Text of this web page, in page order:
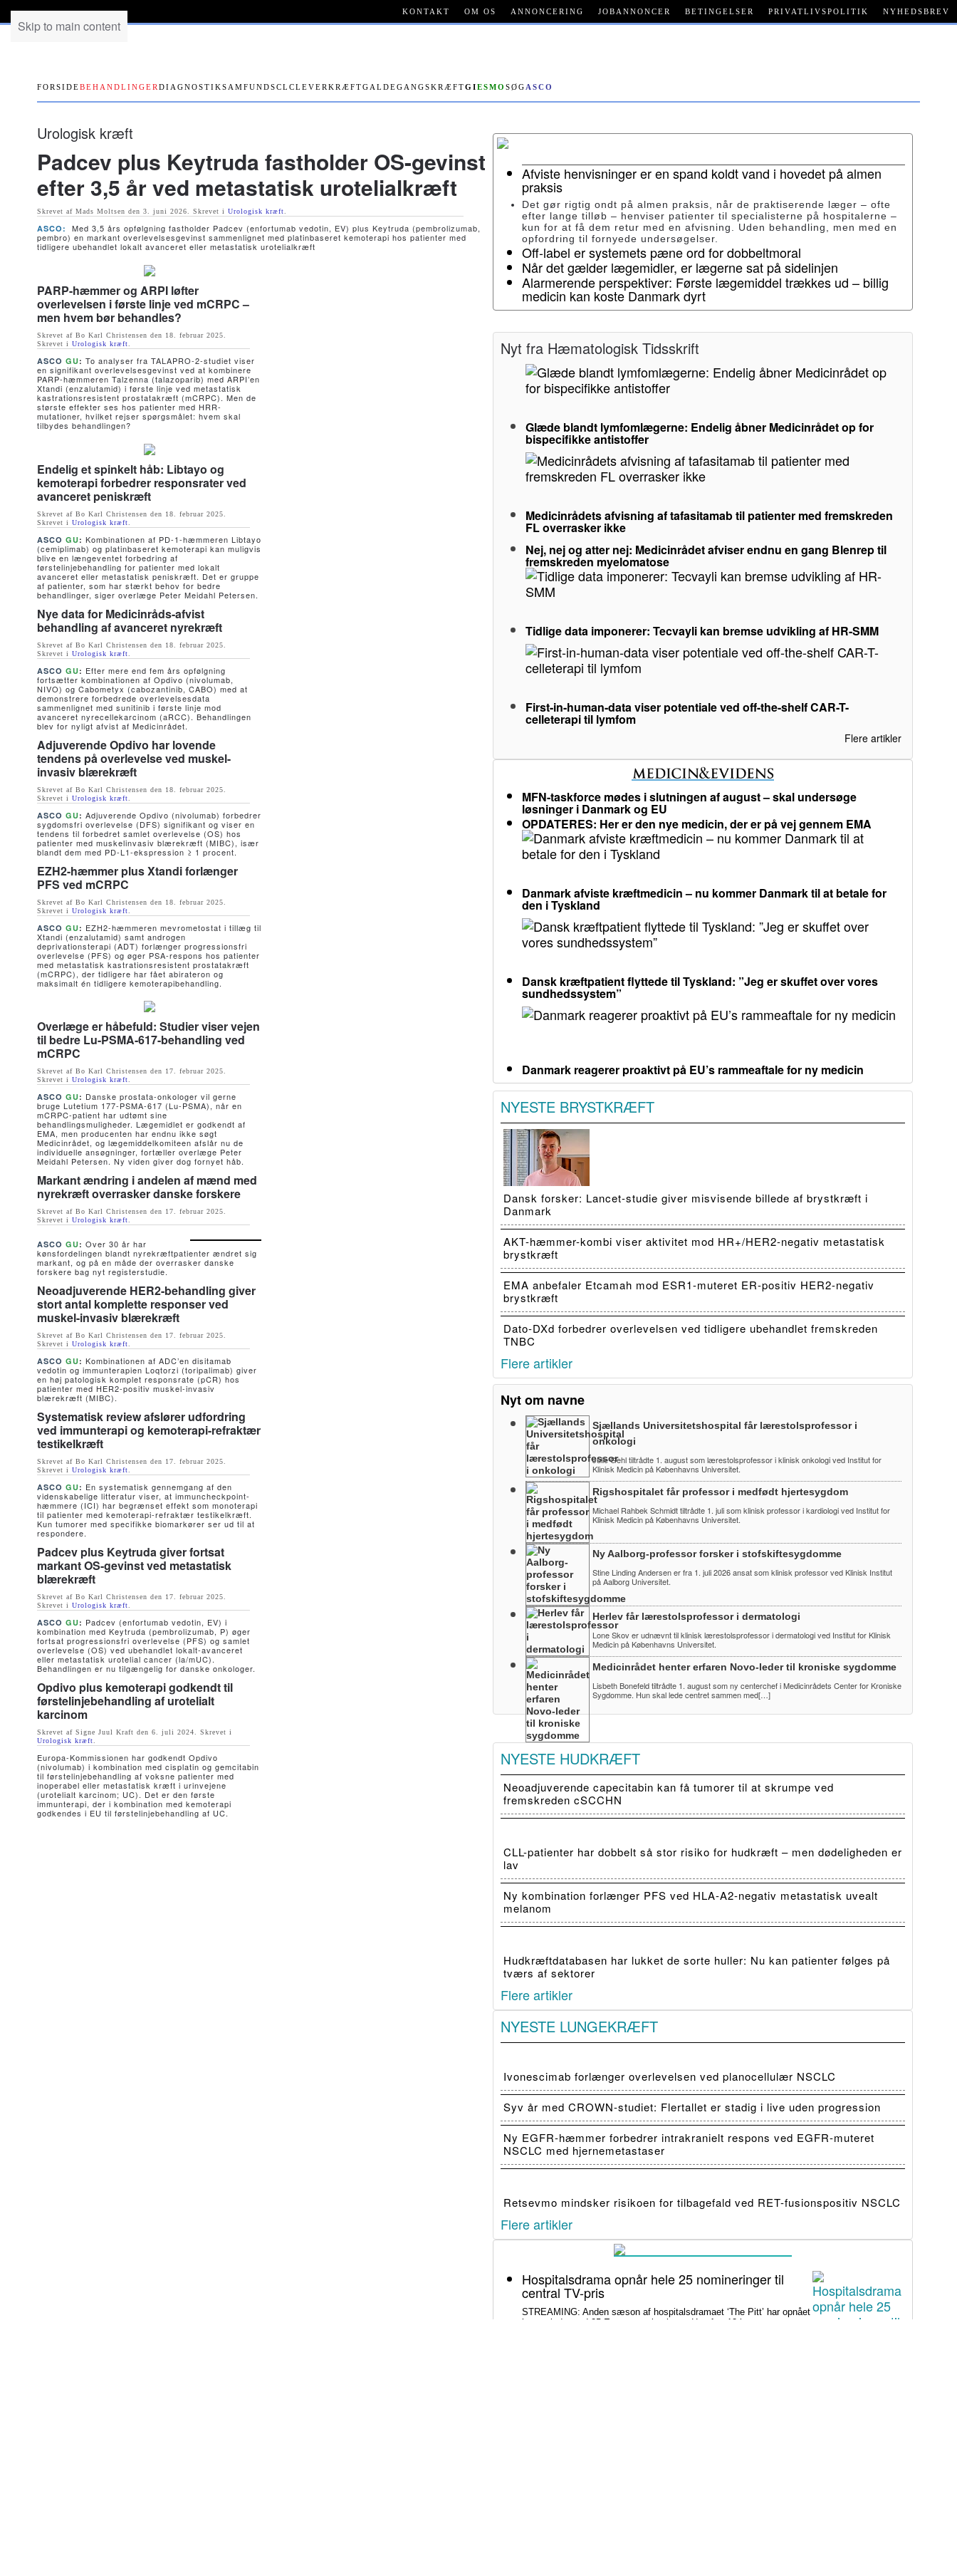
Skip to main content
FORSIDEBEHANDLINGER DIAGNOSTIKSAMFUNDSCLCLEVERKRÆFTGALDEGANGSKRÆFTGIESMO SØG ASCO
KONTAKT OM OS ANNONCERING JOBANNONCER BETINGELSER PRIVATLIVSPOLITIK NYHEDSBREV
Urologisk kræft
Padcev plus Keytruda fastholder OS-gevinst
efter 3,5 år ved metastatisk urotelialkræft
Skrevet af Mads Moltsen den 3. juni 2026 . Skrevet i Urologisk kræft
ASCO:
Med 3,5 års opfølgning fastholder Padcev (enfortumab vedotin, EV) plus Keytruda (pembrolizumab,
pembro) en markant overlevelsesgevinst sammenlignet med platinbaseret kemoterapi hos patienter med
tidligere ubehandlet lokalt avanceret eller metastatisk urotelialkræft
PARP-hæmmer og ARPI løfter
overlevelsen i første linje ved mCRPC –
men hvem bør behandles?
Skrevet af Bo Karl Christensen den 18. februar 2025
Skrevet i Urologisk kræft
ASCO GU: To analyser fra TALAPRO-2-studiet viser
en signifikant overlevelsesgevinst ved at kombinere
PARP-hæmmeren Talzenna (talazoparib) med ARPI’en
Xtandi (enzalutamid) i første linje ved metastatisk
kastrationsresistent prostatakræft (mCRPC). Men de
største effekter ses hos patienter med HRR-
mutationer, hvilket rejser spørgsmålet: hvem skal
tilbydes behandlingen?
Endelig et spinkelt håb: Libtayo og
kemoterapi forbedrer responsrater ved
avanceret peniskræft
Skrevet af Bo Karl Christensen den 18. februar 2025
Skrevet i Urologisk kræft
ASCO GU: Kombinationen af PD-1-hæmmeren Libtayo
(cemiplimab) og platinbaseret kemoterapi kan muligvis
blive en længeventet forbedring af
førstelinjebehandling for patienter med lokalt
avanceret eller metastatisk peniskræft. Det er gruppe
af patienter, som har stærkt behov for bedre
behandlinger, siger overlæge Peter Meidahl Petersen.
Nye data for Medicinråds-afvist
behandling af avanceret nyrekræft
Skrevet af Bo Karl Christensen den 18. februar 2025
Skrevet i Urologisk kræft
ASCO GU: Efter mere end fem års opfølgning
fortsætter kombinationen af Opdivo (nivolumab,
NIVO) og Cabometyx (cabozantinib, CABO) med at
demonstrere forbedrede overlevelsesdata
sammenlignet med sunitinib i første linje mod
avanceret nyrecellekarcinom (aRCC). Behandlingen
blev for nyligt afvist af Medicinrådet.
Adjuverende Opdivo har lovende
tendens på overlevelse ved muskel-
invasiv blærekræft
Skrevet af Bo Karl Christensen den 18. februar 2025
Skrevet i Urologisk kræft
ASCO GU: Adjuverende Opdivo (nivolumab) forbedrer
sygdomsfri overlevelse (DFS) signifikant og viser en
tendens til forbedret samlet overlevelse (OS) hos
patienter med muskelinvasiv blærekræft (MIBC), især
blandt dem med PD-L1-ekspression ≥ 1 procent.
EZH2-hæmmer plus Xtandi forlænger
PFS ved mCRPC
Skrevet af Bo Karl Christensen den 18. februar 2025
Skrevet i Urologisk kræft
ASCO GU: EZH2-hæmmeren mevrometostat i tillæg til
Xtandi (enzalutamid) samt androgen
deprivationsterapi (ADT) forlænger progressionsfri
overlevelse (PFS) og øger PSA-respons hos patienter
med metastatisk kastrationsresistent prostatakræft
(mCRPC), der tidligere har fået abirateron og
maksimalt én tidligere kemoterapibehandling.
Overlæge er håbefuld: Studier viser vejen
til bedre Lu-PSMA-617-behandling ved
mCRPC
Skrevet af Bo Karl Christensen den 17. februar 2025.
Skrevet i Urologisk kræft.
ASCO GU: Danske prostata-onkologer vil gerne
bruge Lutetium 177-PSMA-617 (Lu-PSMA), når en
mCRPC-patient har udtømt sine
behandlingsmuligheder. Lægemidlet er godkendt af
EMA, men producenten har endnu ikke søgt
Medicinrådet, og lægemiddelkomiteen afslår nu de
individuelle ansøgninger, fortæller overlæge Peter
Meidahl Petersen. Ny viden giver dog fornyet håb.
Markant ændring i andelen af mænd med
nyrekræft overrasker danske forskere
Skrevet af Bo Karl Christensen den 17. februar 2025.
Skrevet i Urologisk kræft.
ASCO GU: Over 30 år har
kønsfordelingen blandt nyrekræftpatienter ændret sig
markant, og på en måde der overrasker danske
forskere bag nyt registerstudie.
Neoadjuverende HER2-behandling giver
stort antal komplette responser ved
muskel-invasiv blærekræft
Skrevet af Bo Karl Christensen den 17. februar 2025.
Skrevet i Urologisk kræft.
ASCO GU: Kombinationen af ADC’en disitamab
vedotin og immunterapien Loqtorzi (toripalimab) giver
en høj patologisk komplet responsrate (pCR) hos
patienter med HER2-positiv muskel-invasiv
blærekræft (MIBC).
Systematisk review afslører udfordring
ved immunterapi og kemoterapi-refraktær
testikelkræft
Skrevet af Bo Karl Christensen den 17. februar 2025.
Skrevet i Urologisk kræft.
ASCO GU: En systematisk gennemgang af den
videnskabelige litteratur viser, at immuncheckpoint-
hæmmere (ICI) har begrænset effekt som monoterapi
til patienter med kemoterapi-refraktær testikelkræft.
Kun tumorer med specifikke biomarkører ser ud til at
respondere.
Padcev plus Keytruda giver fortsat
markant OS-gevinst ved metastatisk
blærekræft
Skrevet af Bo Karl Christensen den 17. februar 2025.
Skrevet i Urologisk kræft.
ASCO GU: Padcev (enfortumab vedotin, EV) i
kombination med Keytruda (pembrolizumab, P) øger
fortsat progressionsfri overlevelse (PFS) og samlet
overlevelse (OS) ved ubehandlet lokalt-avanceret
eller metastatisk urotelial cancer (la/mUC).
Behandlingen er nu tilgængelig for danske onkologer.
Opdivo plus kemoterapi godkendt til
førstelinjebehandling af urotelialt
karcinom
Skrevet af Signe Juul Kraft den 6. juli 2024. Skrevet i
Urologisk kræft.
Europa-Kommissionen har godkendt Opdivo
(nivolumab) i kombination med cisplatin og gemcitabin
til førstelinjebehandling af voksne patienter med
inoperabel eller metastatisk kræft i urinvejene
(urotelialt karcinom; UC). Det er den første
immunterapi, der i kombination med kemoterapi
godkendes i EU til førstelinjebehandling af UC.
Afviste henvisninger er en spand koldt vand i hovedet på almen
praksis
Det gør rigtig ondt på almen praksis, når de praktiserende læger – ofte
efter lange tilløb – henviser patienter til specialisterne på hospitalerne –
kun for at få dem retur med en afvisning. Uden behandling, men med en
opfordring til fornyede undersøgelser.
Off-label er systemets pæne ord for dobbeltmoral
Når det gælder lægemidler, er lægerne sat på sidelinjen
Alarmerende perspektiver: Første lægemiddel trækkes ud – billig
medicin kan koste Danmark dyrt
Nyt fra Hæmatologisk Tidsskrift
Glæde blandt lymfomlægerne: Endelig åbner Medicinrådet op for
bispecifikke antistoffer
Medicinrådets afvisning af tafasitamab til patienter med fremskreden
FL overrasker ikke
Nej, nej og atter nej: Medicinrådet afviser endnu en gang Blenrep til
fremskreden myelomatose
Tidlige data imponerer: Tecvayli kan bremse udvikling af HR-SMM
First-in-human-data viser potentiale ved off-the-shelf CAR-T-
celleterapi til lymfom
Flere artikler
MFN-taskforce mødes i slutningen af august – skal undersøge
løsninger i Danmark og EU
OPDATERES: Her er den nye medicin, der er på vej gennem EMA
Danmark afviste kræftmedicin – nu kommer Danmark til at betale for
den i Tyskland
Dansk kræftpatient flyttede til Tyskland: ”Jeg er skuffet over vores
sundhedssystem”
Danmark reagerer proaktivt på EU’s rammeaftale for ny medicin
NYESTE BRYSTKRÆFT
Dansk forsker: Lancet-studie giver misvisende billede af brystkræft i
Danmark
AKT-hæmmer-kombi viser aktivitet mod HR+/HER2-negativ metastatisk
brystkræft
EMA anbefaler Etcamah mod ESR1-muteret ER-positiv HER2-negativ
brystkræft
Dato-DXd forbedrer overlevelsen ved tidligere ubehandlet fremskreden
TNBC
Flere artikler
Nyt om navne
Sjællands Universitetshospital får lærestolsprofessor i
onkologi
Julie Gehl tiltrådte 1. august som lærestolsprofessor i klinisk onkologi ved Institut for
Klinisk Medicin på Københavns Universitet.
Rigshospitalet får professor i medfødt hjertesygdom
Michael Rahbek Schmidt tiltrådte 1. juli som klinisk professor i kardiologi ved Institut for
Klinisk Medicin på Københavns Universitet.
Ny Aalborg-professor forsker i stofskiftesygdomme
Stine Linding Andersen er fra 1. juli 2026 ansat som klinisk professor ved Klinisk Institut
på Aalborg Universitet.
Herlev får lærestolsprofessor i dermatologi
Lone Skov er udnævnt til klinisk lærestolsprofessor i dermatologi ved Institut for Klinisk
Medicin på Københavns Universitet.
Medicinrådet henter erfaren Novo-leder til kroniske sygdomme
Lisbeth Bonefeld tiltrådte 1. august som ny centerchef i Medicinrådets Center for Kroniske
Sygdomme. Hun skal lede centret sammen med[…]
NYESTE HUDKRÆFT
Neoadjuverende capecitabin kan få tumorer til at skrumpe ved
fremskreden cSCCHN
CLL-patienter har dobbelt så stor risiko for hudkræft – men dødeligheden er
lav
Ny kombination forlænger PFS ved HLA-A2-negativ metastatisk uvealt
melanom
Hudkræftdatabasen har lukket de sorte huller: Nu kan patienter følges på
tværs af sektorer
Flere artikler
NYESTE LUNGEKRÆFT
Ivonescimab forlænger overlevelsen ved planocellulær NSCLC
Syv år med CROWN-studiet: Flertallet er stadig i live uden progression
Ny EGFR-hæmmer forbedrer intrakranielt respons ved EGFR-muteret
NSCLC med hjernemetastaser
Retsevmo mindsker risikoen for tilbagefald ved RET-fusionspositiv NSCLC
Flere artikler
Hospitalsdrama opnår hele 25 nomineringer til
central TV-pris
STREAMING: Anden sæson af hospitalsdramaet ‘The Pitt’ har opnået
intet mindre end 25 Emmy-nomineringer. Heraf er 13 i